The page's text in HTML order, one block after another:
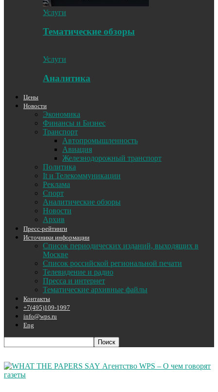
Услуги
Тематические обзоры
Услуги
Аналитика
Цены
Новости
Экономика
Финансы и Бизнес
Транспорт
Автопромышленность
Авиация
Железнодорожный транспорт
Политика
It и Телекоммуникации
Реклама
Спорт
Аналитические обзоры
Новости
Архив
Пресс-рейтинги
Источники информации
Список периодических изданий, выходящих в
Москве
Список российской региональной печати
Телевидение и радио
Пресса и интернет
Тематические архивные файлы
Контакты
+7(495)109-1997
info@wps.ru
Eng
Агентство WPS – О чем говорят
газеты